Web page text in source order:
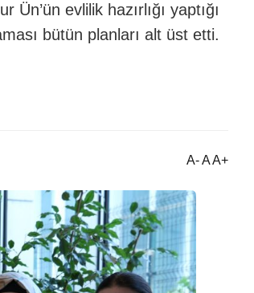
evlilik hazırlığı yaptığı
bütün planları alt üst etti.
A- A A+